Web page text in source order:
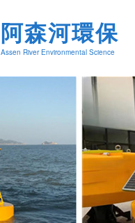
阿森河環保
Assen River Environmental Science